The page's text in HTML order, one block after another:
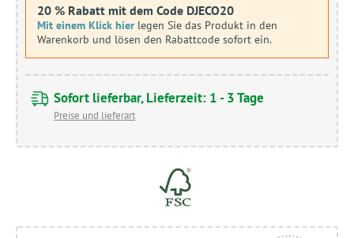
20 % Rabatt mit dem Code DJECO20
Mit einem Klick hier legen Sie das Produkt in den
Warenkorb und lösen den Rabattcode sofort ein.
Sofort lieferbar, Lieferzeit: 1 - 3 Tage
Preise und lieferart